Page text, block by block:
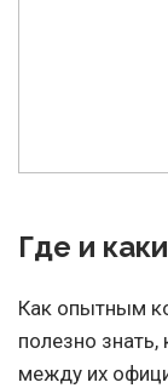
Где и
Как опытным
полезно
между их